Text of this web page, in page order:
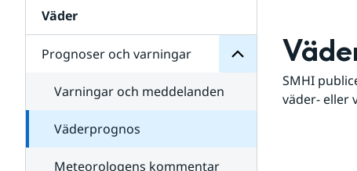
Väder
Prognoser och varningar
Varningar och meddelanden
Väderprognos
Meteorologens kommentar
SMHI
väder- eller